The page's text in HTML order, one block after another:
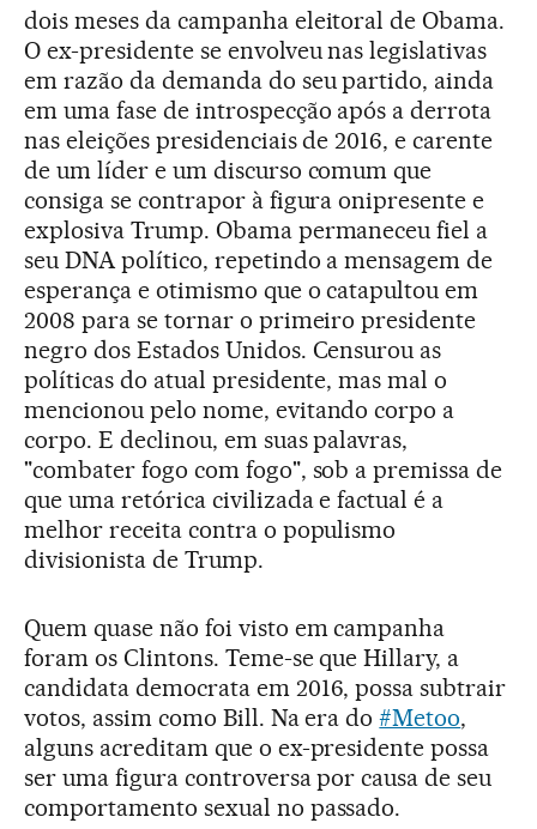
dois meses da campanha eleitoral de Obama.
O ex-presidente se envolveu nas legislativas
em razão da demanda do seu partido, ainda
em uma fase de introspecção após a derrota
nas eleições presidenciais de 2016, e carente
de um líder e um discurso comum que
consiga se contrapor à figura onipresente e
explosiva Trump. Obama permaneceu fiel a
seu DNA político, repetindo a mensagem de
esperança e otimismo que o catapultou em
2008 para se tornar o primeiro presidente
negro dos Estados Unidos. Censurou as
políticas do atual presidente, mas mal o
mencionou pelo nome, evitando corpo a
corpo. E declinou, em suas palavras,
"combater fogo com fogo", sob a premissa de
que uma retórica civilizada e factual é a
melhor receita contra o populismo
divisionista de Trump.
Quem quase não foi visto em campanha
foram os Clintons. Teme-se que Hillary, a
candidata democrata em 2016, possa subtrair
votos, assim como Bill. Na era do#Metoo,
alguns acreditam que o ex-presidente possa
ser uma figura controversa por causa de seu
comportamento sexual no passado.